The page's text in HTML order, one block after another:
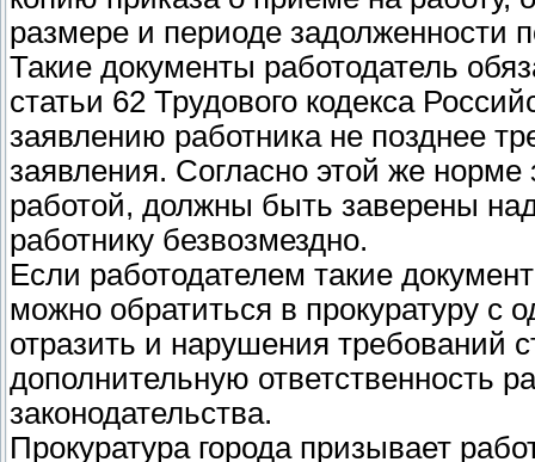
размере и периоде задолженности
Такие документы работодатель
статьи 62 Трудового кодекса
заявлению работника не позднее
заявления. Согласно этой же норме
работой, должны быть заверены
работнику безвозмездно.
Если работодателем такие
можно обратиться в прокуратуру с
отразить и нарушения требований
дополнительную ответственность
законодательства.
Прокуратура города призывает